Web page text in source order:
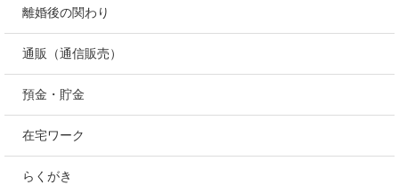
離婚後の関わり
通販（通信販売）
預金・貯金
在宅ワーク
らくがき